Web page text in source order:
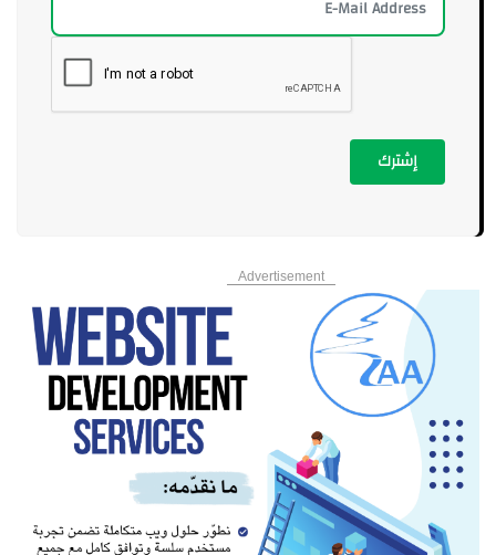
إشترك
Advertisement